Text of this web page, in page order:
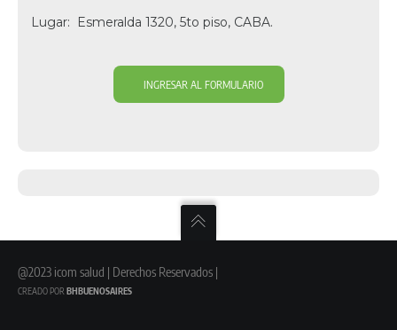
Lugar: Esmeralda 1320, 5to piso, CABA.
INGRESAR AL FORMULARIO
@2023 icom salud | Derechos Reservados |
CREADO POR BHBUENOSAIRES